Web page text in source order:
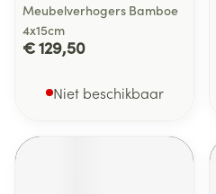
Meubelverhogers Bamboe
4x15cm
€ 129,50
Niet beschikbaar